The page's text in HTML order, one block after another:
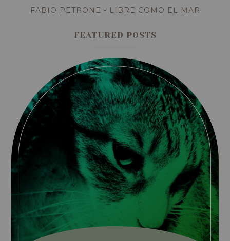
FABIO PETRONE - LIBRE COMO EL MAR
FEATURED POSTS